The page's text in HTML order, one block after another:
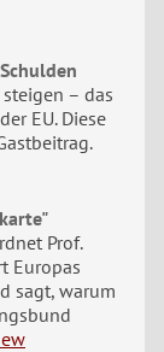
– das
EU. Diese
Prof.
Europas
sagt, warum